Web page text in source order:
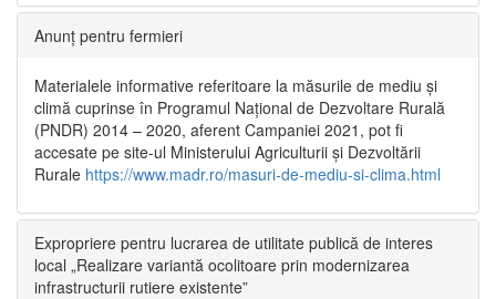
Anunț pentru fermieri
Materialele informative referitoare la măsurile de mediu și
climă cuprinse în Programul Național de Dezvoltare Rurală
(PNDR) 2014 – 2020, aferent Campaniei 2021, pot fi
accesate pe site-ul Ministerului Agriculturii și Dezvoltării
Rurale https://www.madr.ro/masuri-de-mediu-si-clima.html
Expropriere pentru lucrarea de utilitate publică de interes
local „Realizare variantă ocolitoare prin modernizarea
infrastructurii rutiere existente”